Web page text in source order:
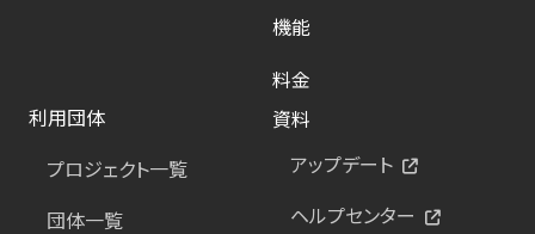
機能
料金
利用団体
プロジェクト一覧
団体一覧
資料
アップデート
ヘルプセンター